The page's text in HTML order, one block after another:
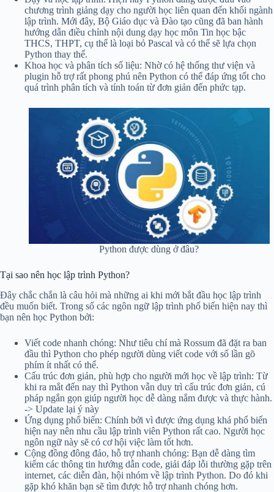
chương trình giảng dạy cho người học liên quan đến khối ngành
lập trình. Mới đây, Bộ Giáo dục và Đào tạo cũng đã ban hành
hướng dẫn điều chỉnh nội dung dạy học môn Tin học bậc
THCS, THPT, cụ thể là loại bỏ Pascal và có thể sẽ lựa chọn
Python thay thế.
Khoa học và phân tích số liệu: Nhờ có hệ thống thư viện và
plugin hỗ trợ rất phong phú nên Python có thể đáp ứng tốt cho
quá trình phân tích và tính toán từ đơn giản đến phức tạp.
Python được dùng ở đâu?
Tại sao nên học lập trình Python?
Đây chắc chắn là câu hỏi mà những ai khi mới bắt đầu học lập trình
đều muốn biết. Trong số các ngôn ngữ lập trình phổ biến hiện nay thì
bạn nên học Python bởi:
Viết code nhanh chóng: Như tiêu chí mà Rossum đã đặt ra ban
đầu thì Python cho phép người dùng viết code với số lần gõ
phím ít nhất có thể.
Cấu trúc đơn giản, phù hợp cho người mới học về lập trình: Từ
khi ra mắt đến nay thì Python vẫn duy trì cấu trúc đơn giản, cú
pháp ngắn gọn giúp người học dễ dàng nắm được và thực hành.
-> Update lại ý này
Ứng dụng phổ biến: Chính bởi vì được ứng dụng khá phổ biến
hiện nay nên nhu cầu lập trình viên Python rất cao. Người học
ngôn ngữ này sẽ có cơ hội việc làm tốt hơn.
Cộng đồng đông đảo, hỗ trợ nhanh chóng: Bạn dễ dàng tìm
kiếm các thông tin hướng dẫn code, giải đáp lỗi thường gặp trên
internet, các diễn đàn, hội nhóm về lập trình Python. Do đó khi
gặp khó khăn bạn sẽ tìm được hỗ trợ nhanh chóng hơn.